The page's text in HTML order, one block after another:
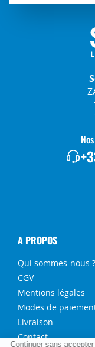
A PROPOS
Qui sommes-nous ?
CGV
Mentions légales
Modes de
Livraison
Contact